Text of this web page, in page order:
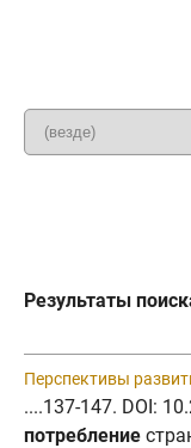
Результаты
Перспективы
....137-147. DOI:
потребление